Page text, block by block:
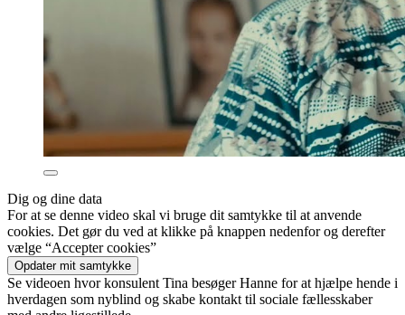
Dig og dine data
For at se denne video skal vi bruge dit samtykke til at anvende
cookies. Det gør du ved at klikke på knappen nedenfor og derefter
vælge “Accepter cookies”
Opdater mit samtykke
Se videoen hvor konsulent Tina besøger Hanne for at hjælpe hende i
hverdagen som nyblind og skabe kontakt til sociale fællesskaber